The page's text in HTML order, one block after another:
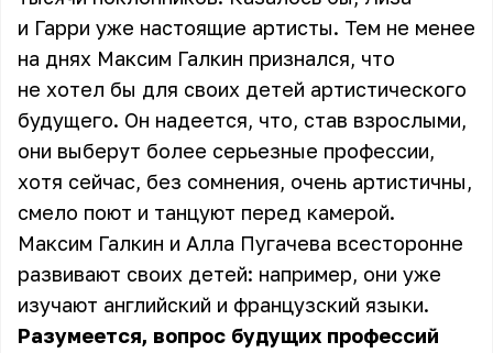
и Гарри уже настоящие артисты. Тем не менее
на днях Максим Галкин признался, что
не хотел бы для своих детей артистического
будущего. Он надеется, что, став взрослыми,
они выберут более серьезные профессии,
хотя сейчас, без сомнения, очень артистичны,
смело поют и танцуют перед камерой.
Максим Галкин и Алла Пугачева всесторонне
развивают своих детей: например, они уже
изучают английский и французский языки.
Разумеется, вопрос будущих профессий